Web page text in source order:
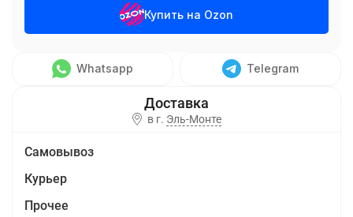
Купить на Ozon
Whatsapp Telegram
в г. Эль-Монте
Самовывоз
Курьер
Прочее